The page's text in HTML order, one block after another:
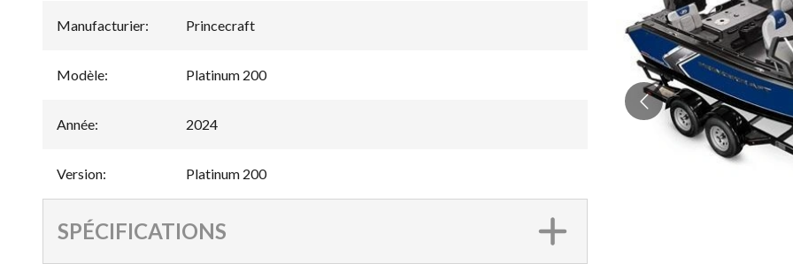
Manufacturier: Princecraft
Modèle: Platinum 200
Année: 2024
Version: Platinum 200
SPÉCIFICATIONS